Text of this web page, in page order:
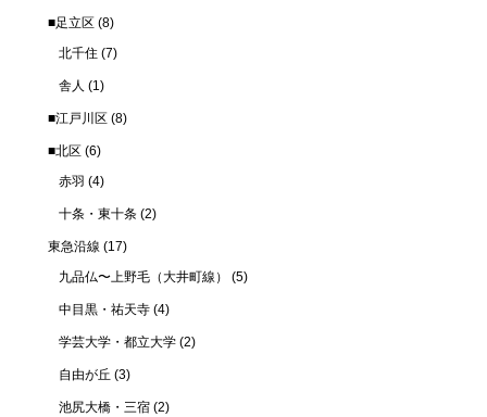
■足立区 (8)
北千住 (7)
舎人 (1)
■江戸川区 (8)
■北区 (6)
赤羽 (4)
十条・東十条 (2)
東急沿線 (17)
九品仏〜上野毛（大井町線）
(5)
中目黒・祐天寺 (4)
学芸大学・都立大学 (2)
自由が丘 (3)
池尻大橋・三宿 (2)